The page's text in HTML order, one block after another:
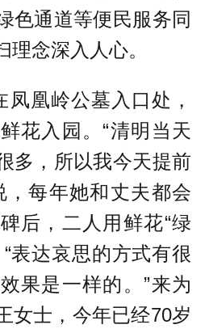
色通道等便民服务同
念深入人心。
凰岭公墓入口处，
花入园。“清明当天
多，所以我今天提前
，每年她和丈夫都会
后，二人用鲜花“绿
表达哀思的方式有很
果是一样的。”来为
女士，今年已经70岁